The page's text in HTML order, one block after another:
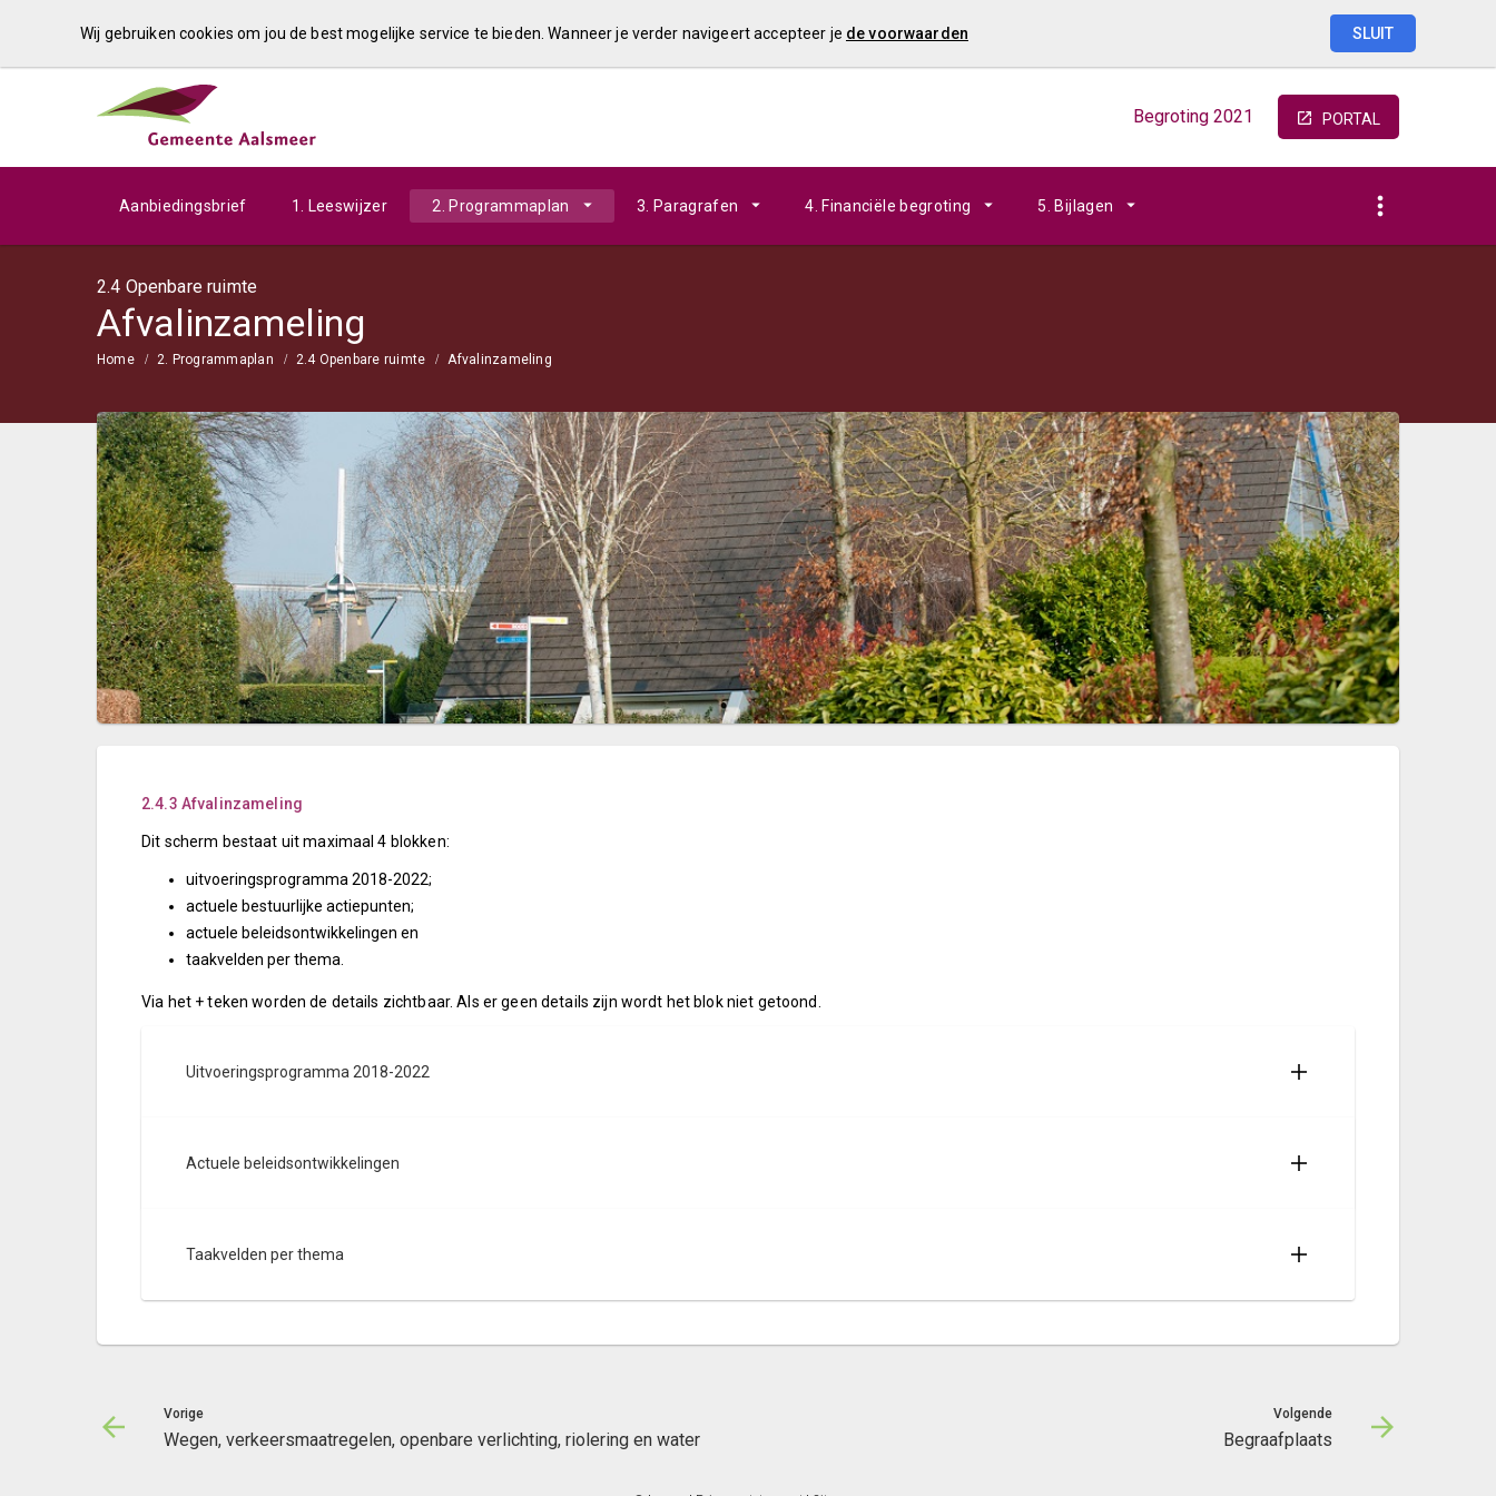
Begroting 2021 PORTAL
Aanbiedingsbrief 1. Leeswijzer 2. Programmaplan 3. Paragrafen 4. Financiële begroting 5. Bijlagen
2.4 Openbare ruimte
Afvalinzameling
Home 2. Programmaplan 2.4 Openbare ruimte Afvalinzameling
2.4.3 Afvalinzameling
Dit scherm bestaat uit maximaal 4 blokken:
uitvoeringsprogramma 2018-2022;
actuele bestuurlijke actiepunten;
actuele beleidsontwikkelingen en
taakvelden per thema.
Via het + teken worden de details zichtbaar. Als er geen details zijn wordt het blok niet getoond.
Uitvoeringsprogramma 2018-2022
Actuele beleidsontwikkelingen
Taakvelden per thema
Vorige
Wegen, verkeersmaatregelen, openbare verlichting, riolering en water
Volgende
Begraafplaats
Wij gebruiken cookies om jou de best mogelijke service te bieden. Wanneer je verder navigeert accepteer je de voorwaarden SLUIT